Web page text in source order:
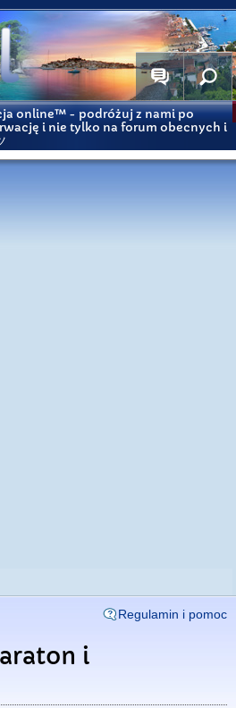
online™ - podróżuj z nami po
i nie tylko na forum obecnych i
Regulamin i pomoc
i